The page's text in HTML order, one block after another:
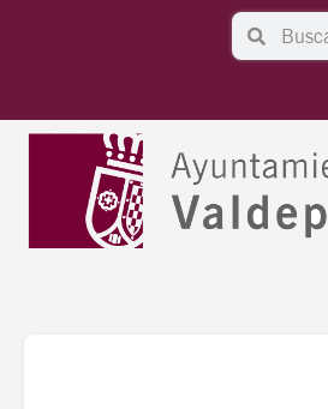
SearchSearch